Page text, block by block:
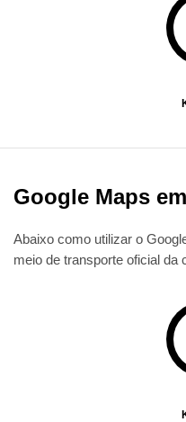
Google Maps
Abaixo como utilizar o
meio de transporte oficial da